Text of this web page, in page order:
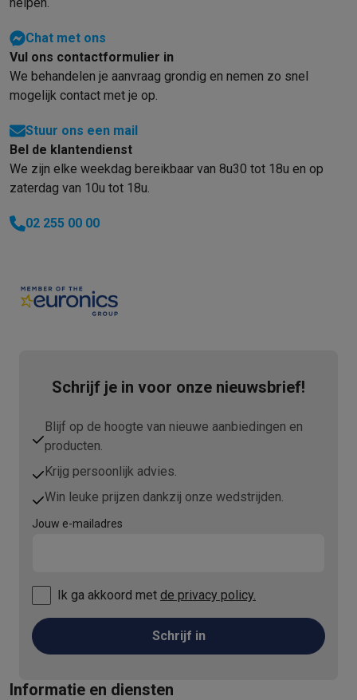
Chat met ons
Vul ons contactformulier in
We behandelen je aanvraag grondig en nemen zo snel
mogelijk contact met je op.
Stuur ons een mail
Bel de klantendienst
We zijn elke weekdag bereikbaar van 8u30 tot 18u en op
zaterdag van 10u tot 18u.
02 255 00 00
Schrijf je in voor onze nieuwsbrief!
Blijf op de hoogte van nieuwe aanbiedingen en
producten.
Krijg persoonlijk advies.
Win leuke prijzen dankzij onze wedstrijden.
Jouw e-mailadres
Ik ga akkoord met de privacy policy.
Schrijf in
Informatie en diensten